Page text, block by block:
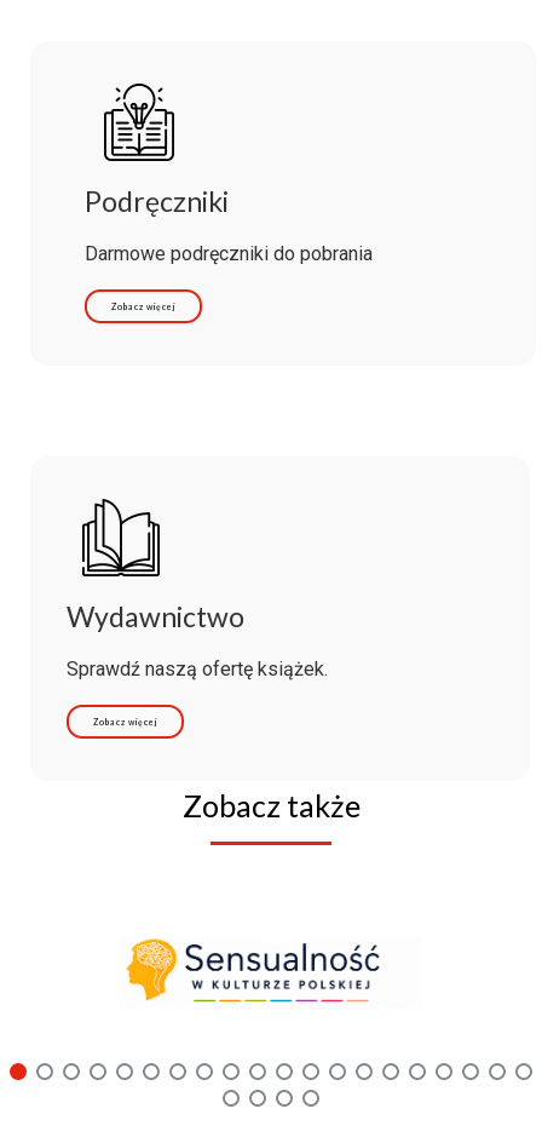
Podręczniki
Darmowe podręczniki do pobrania
Zobacz więcej
Wydawnictwo
Sprawdź naszą ofertę książek.
Zobacz więcej
Zobacz także